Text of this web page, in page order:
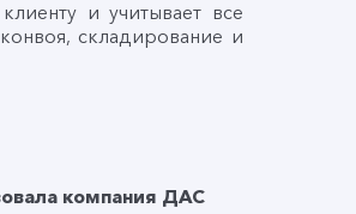
и учитывает все
складирование и
компания ДАС